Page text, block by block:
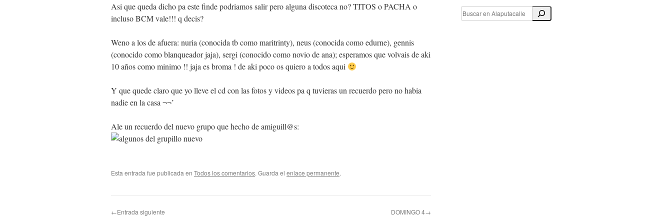
Asi que queda dicho pa este finde podriamos salir pero alguna discoteca no? TITOS o PACHA o
incluso BCM vale!!! q decis?
Weno a los de afuera: nuria (conocida tb como maritrinty), neus (conocida como edurne), gennis
(conocido como blanqueador jaja), sergi (conocido como novio de ana); esperamos que volvais de aki
10 años como minimo !! jaja es broma ! de aki poco os quiero a todos aqui
Y que quede claro que yo lleve el cd con las fotos y videos pa q tuvieras un recuerdo pero no habia
nadie en la casa ¬¬’
Ale un recuerdo del nuevo grupo que hecho de amiguill@s:
Esta entrada fue publicada en Todos los comentarios. Guarda el enlace permanente.
←Entrada siguiente DOMINGO 4→